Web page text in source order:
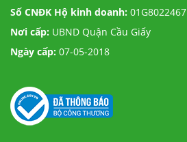
Số CNĐK Hộ kinh doanh: 01G8022467
Nơi cấp: UBND Quận Cầu Giấy
Ngày cấp: 07-05-2018